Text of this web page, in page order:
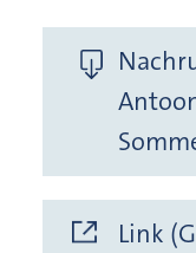
Link